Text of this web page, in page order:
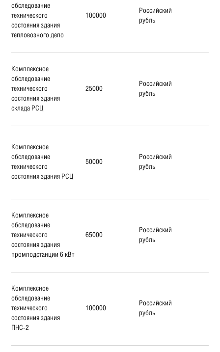
обследование
технического
состояния здания
тепловозного депо
100000
Российский
рубль
Комплексное
обследование
технического
состояния здания
склада РСЦ
25000
Российский
рубль
Комплексное
обследование
технического
состояния здания РСЦ
50000
Российский
рубль
Комплексное
обследование
технического
состояния здания
промподстанции 6 кВт
65000
Российский
рубль
Комплексное
обследование
технического
состояния здания
ПНС-2
100000
Российский
рубль